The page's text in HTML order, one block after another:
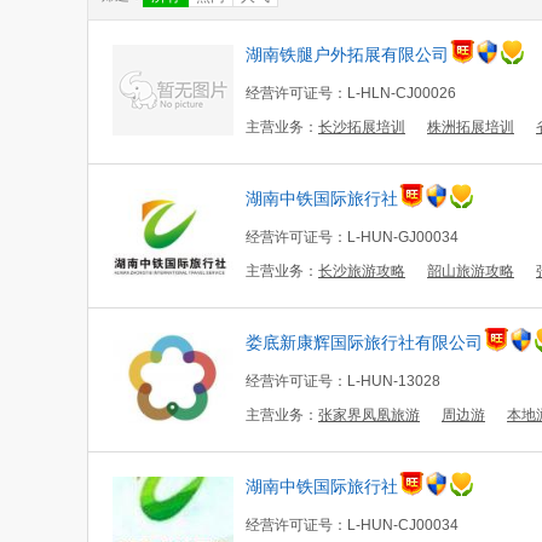
湖南铁腿户外拓展有限公司
经营许可证号：L-HLN-CJ00026
主营业务： 长沙拓展培训 株洲拓展培训
湖南中铁国际旅行社
经营许可证号：L-HUN-GJ00034
主营业务： 长沙旅游攻略 韶山旅游攻略
娄底新康辉国际旅行社有限公司
经营许可证号：L-HUN-13028
主营业务： 张家界凤凰旅游 周边游 本地
湖南中铁国际旅行社
经营许可证号：L-HUN-CJ00034